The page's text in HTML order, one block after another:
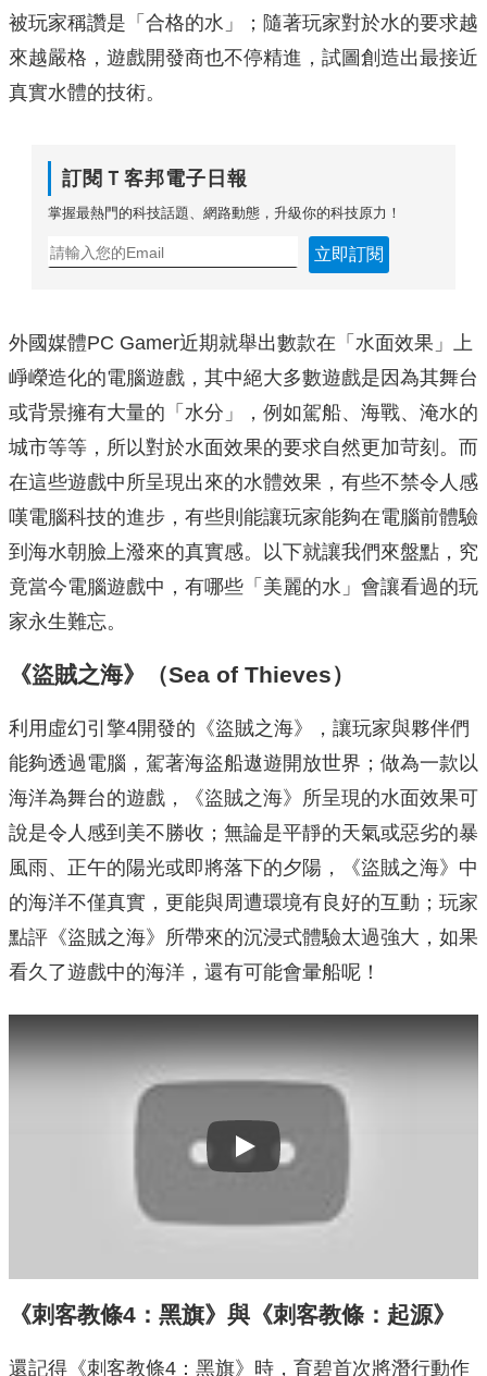
被玩家稱讚是「合格的水」；隨著玩家對於水的要求越
來越嚴格，遊戲開發商也不停精進，試圖創造出最接近
真實水體的技術。
訂閱Ｔ客邦電子日報
掌握最熱門的科技話題、網路動態，升級你的科技原力！
立即訂閱
外國媒體PC Gamer近期就舉出數款在「水面效果」上
崢嶸造化的電腦遊戲，其中絕大多數遊戲是因為其舞台
或背景擁有大量的「水分」，例如駕船、海戰、淹水的
城市等等，所以對於水面效果的要求自然更加苛刻。而
在這些遊戲中所呈現出來的水體效果，有些不禁令人感
嘆電腦科技的進步，有些則能讓玩家能夠在電腦前體驗
到海水朝臉上潑來的真實感。以下就讓我們來盤點，究
竟當今電腦遊戲中，有哪些「美麗的水」會讓看過的玩
家永生難忘。
《盜賊之海》（Sea of Thieves）
利用虛幻引擎4開發的《盜賊之海》，讓玩家與夥伴們
能夠透過電腦，駕著海盜船遨遊開放世界；做為一款以
海洋為舞台的遊戲，《盜賊之海》所呈現的水面效果可
說是令人感到美不勝收；無論是平靜的天氣或惡劣的暴
風雨、正午的陽光或即將落下的夕陽，《盜賊之海》中
的海洋不僅真實，更能與周遭環境有良好的互動；玩家
點評《盜賊之海》所帶來的沉浸式體驗太過強大，如果
看久了遊戲中的海洋，還有可能會暈船呢！
Play
《刺客教條4：黑旗》與《刺客教條：起源》
還記得《刺客教條4：黑旗》時，育碧首次將潛行動作